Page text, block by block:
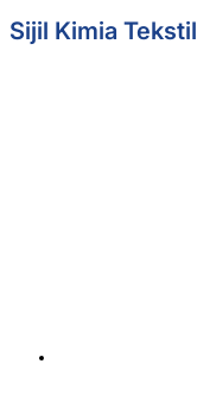
Sijil Kimia Tekstil